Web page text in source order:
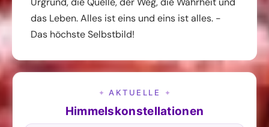
das Leben. Alles ist eins und eins ist alles. -
Das höchste Selbstbild!
✦ AKTUELLE ✦
Himmelskonstellationen